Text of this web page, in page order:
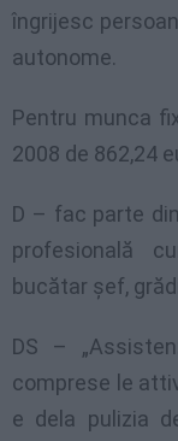
îngrijesc
autonome.
Pentru munca
2008 de 862,24
D – fac parte
profesională
bucătar şef,
DS –
comprese le
e dela pulizia